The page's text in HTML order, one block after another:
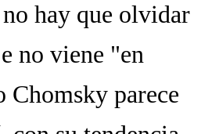
hay que olvidar
no viene "en
parece